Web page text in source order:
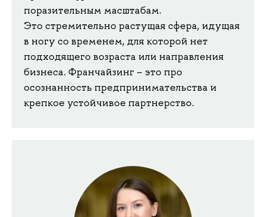
поразительным масштабам.
Это стремительно растущая сфера, идущая
в ногу со временем, для которой нет
подходящего возраста или направления
бизнеса. Франчайзинг – это про
осознанность предпринимательства и
крепкое устойчивое партнерство.